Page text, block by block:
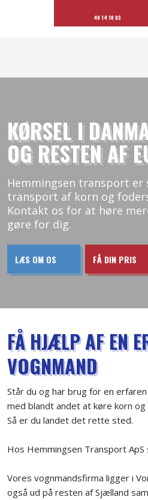
40 14 10 03
KØRSEL I
OG RESTEN AF
Hemmingsen transport er
transport af korn og
Kontakt os for at høre
gøre for dig.
LÆS OM OS​ FÅ DIN PRIS
FÅ HJÆLP AF EN
VOGNMAND
Står du og har brug for en
med blandt andet at køre korn
Så er du landet det rette sted.
Hos Hemmingsen Transport
Vores vognmandsfirma ligger i
også ud på resten af Sjælland